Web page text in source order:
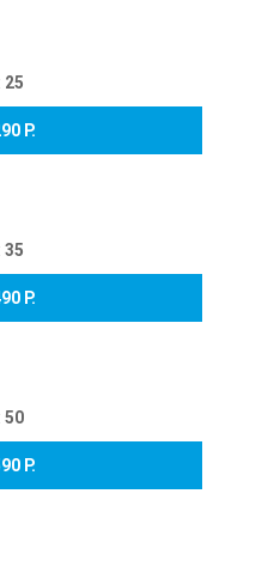
25
Р.
35
Р.
50
Р.